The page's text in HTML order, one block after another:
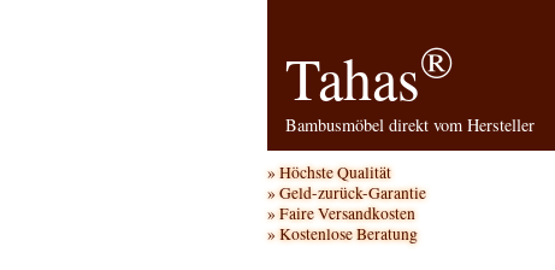
Tahas®
Bambusmöbel direkt vom Hersteller
Höchste Qualität
Geld-zurück-Garantie
Faire Versandkosten
Kostenlose Beratung